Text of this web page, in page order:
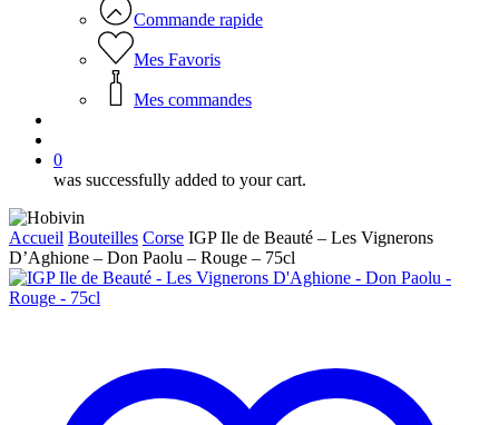
Commande rapide
Mes Favoris
Mes commandes
0
was successfully added to your cart.
Accueil Bouteilles Corse IGP Ile de Beauté – Les Vignerons
D’Aghione – Don Paolu – Rouge – 75cl